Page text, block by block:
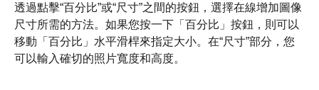
透過點擊“百分比”或“尺寸”之間的按鈕，選擇在線增加圖像
尺寸所需的方法。如果您按一下「百分比」按鈕，則可以
移動「百分比」水平滑桿來指定大小。在“尺寸”部分，您
可以輸入確切的照片寬度和高度。